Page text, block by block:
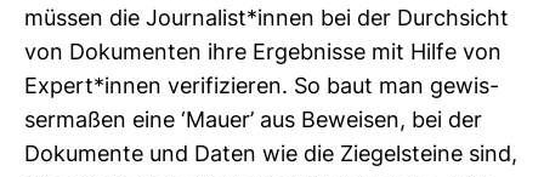
müssen die Jour­na­list*innen bei der Durch­sicht
von Doku­menten ihre Ergeb­nisse mit Hilfe von
Expert*innen veri­fi­zieren. So baut man gewis­
ser­maßen eine ‘Mauer’ aus Beweisen, bei der
Doku­mente und Daten wie die Zie­gel­steine sind,